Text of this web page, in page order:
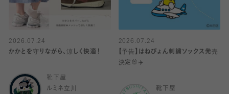
2026.07.24
かかとを守りながら、涼しく快適！
靴下屋
ルミネ立川
2026.07.24
【予告】はねぴょん刺繍ソックス発売
決定🐰✈️
靴下屋